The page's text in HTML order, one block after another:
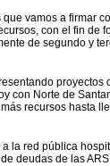
vamos a firmar
con el fin de
de segundo y
tando proyectos
con Norte de
recursos hasta
la red pública
deudas de las